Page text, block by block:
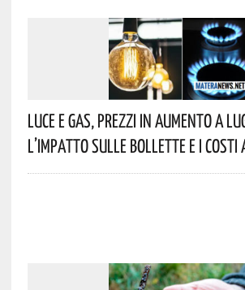
Luce E Gas, Prezzi In Aumento A
L’impatto Sulle Bollette E I Costi